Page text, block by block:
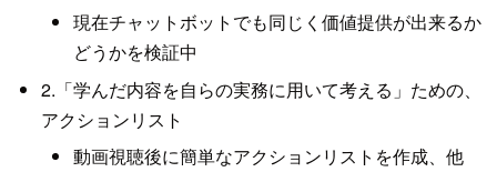
現在チャットボットでも同じく価値提供が出来るか
どうかを検証中
2.「学んだ内容を自らの実務に用いて考える」ための、
アクションリスト
動画視聴後に簡単なアクションリストを作成、他